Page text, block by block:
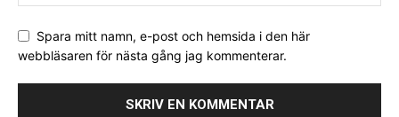
Spara mitt namn, e-post och hemsida i den här
webbläsaren för nästa gång jag kommenterar.